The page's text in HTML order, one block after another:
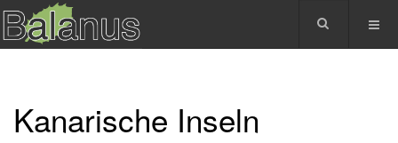
Kanarische Inseln